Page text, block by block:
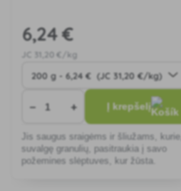
6,24 €
31 ,20 €/kg
− + Į krepšelį
Jis saugus sraigėms ir šliužams, kurie,
suvalgę granulių, pasitraukia į savo
požemines slėptuves, kur žūsta.